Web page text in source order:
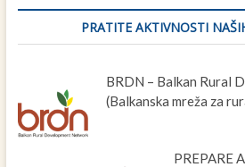
PRATITE AKTIVNOSTI
BRDN – Balkan Rural
(Balkanska mreža za
PREPARE